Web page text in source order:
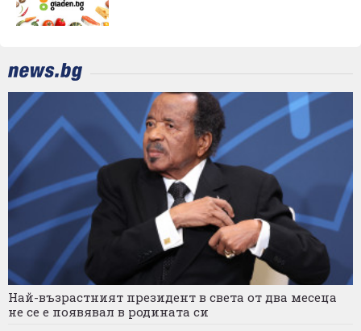
Най-възрастният президент в света от два месеца
не се е появявал в родината си